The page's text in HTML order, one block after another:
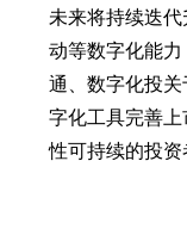
未来将持续迭
动等数字化能
通、数字化投
字化工具完善
性可持续的投资